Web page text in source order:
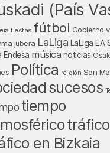
(País
fiestas fútbol Gobierno
jubera LaLiga LaLiga EA
Endesa música noticias
Política religión San
sucesos
tiempo
tráfico
en Bizkaia